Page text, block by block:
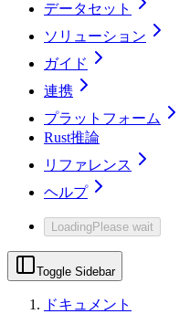
データセット
ソリューション
ガイド
連携
プラットフォーム
Rust推論
リファレンス
ヘルプ
LoadingPlease wait
Toggle Sidebar
ドキュメント